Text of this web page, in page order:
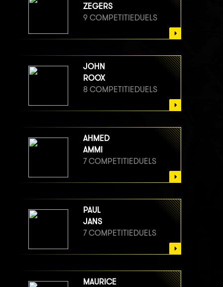
ZEGERS
9 COMPETITIEDUELS
JOHN
ROOX
8 COMPETITIEDUELS
AHMED
AMMI
7 COMPETITIEDUELS
PAUL
JANS
7 COMPETITIEDUELS
MAURICE